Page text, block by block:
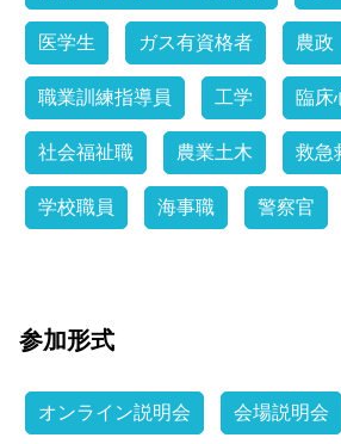
医学生 ガス有資格者 農政
職業訓練指導員 工学 臨床
社会福祉職 農業土木 救急
学校職員 海事職 警察官
参加形式
オンライン説明会 会場説明会